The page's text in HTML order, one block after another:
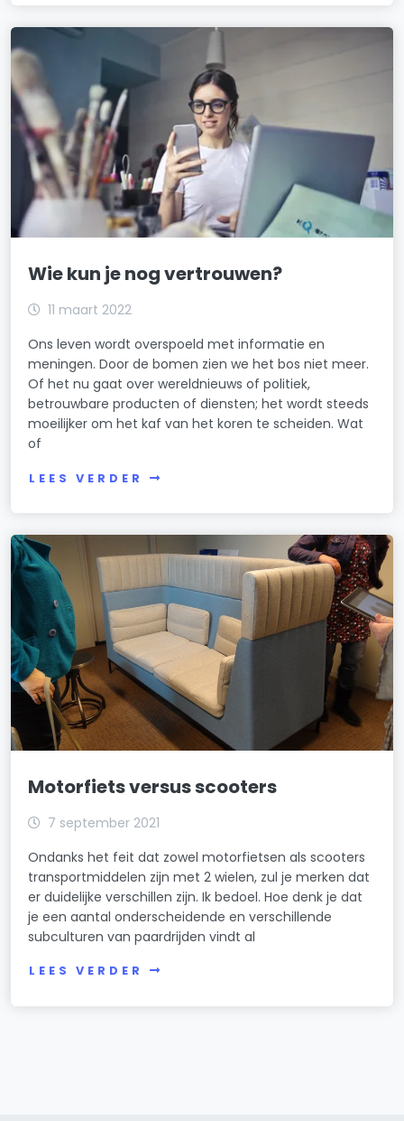
Wie kun je nog vertrouwen?
11 maart 2022
Ons leven wordt overspoeld met informatie en
meningen. Door de bomen zien we het bos niet meer.
Of het nu gaat over wereldnieuws of politiek,
betrouwbare producten of diensten; het wordt steeds
moeilijker om het kaf van het koren te scheiden. Wat
of
LEES VERDER
Motorfiets versus scooters
7 september 2021
Ondanks het feit dat zowel motorfietsen als scooters
transportmiddelen zijn met 2 wielen, zul je merken dat
er duidelijke verschillen zijn. Ik bedoel. Hoe denk je dat
je een aantal onderscheidende en verschillende
subculturen van paardrijden vindt al
LEES VERDER